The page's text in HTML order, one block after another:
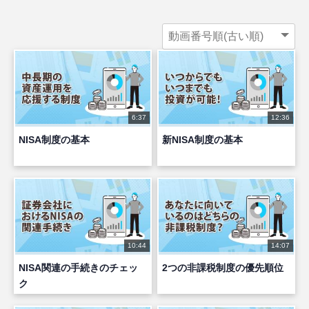
6:37
NISA制度の基本
12:36
新NISA制度の基本
10:44
NISA関連の手続きのチェッ
ク
14:07
2つの非課税制度の優先順位